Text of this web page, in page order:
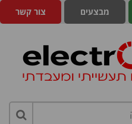
צור קשר מבצעים